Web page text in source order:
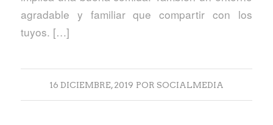
agradable y familiar que compartir con los
tuyos. […]
16 DICIEMBRE, 2019 POR SOCIALMEDIA